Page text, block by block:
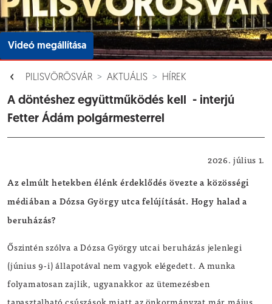
Videó megállítása
PILISVÖRÖSVÁR AKTUÁLIS HÍREK
A döntéshez együttműködés kell - interjú
Fetter Ádám polgármesterrel
2026. július 1.
Az elmúlt hetekben élénk érdeklődés övezte a közösségi
médiában a Dózsa György utca felújítását. Hogy halad a
beruházás?
Őszintén szólva a Dózsa György utcai beruházás jelenlegi
(június 9-i) állapotával nem vagyok elégedett. A munka
folyamatosan zajlik, ugyanakkor az ütemezésben
Aloldalak []